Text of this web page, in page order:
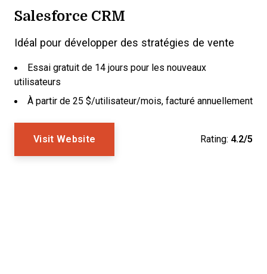
Salesforce CRM
Idéal pour développer des stratégies de vente
Essai gratuit de 14 jours pour les nouveaux
utilisateurs
À partir de 25 $/utilisateur/mois, facturé annuellement
Visit Website Rating: 4.2/5